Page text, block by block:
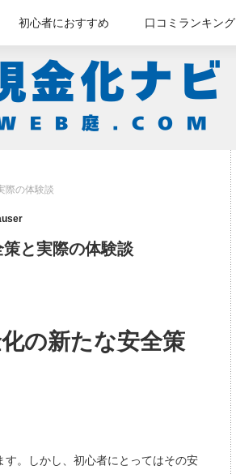
初心者におすすめ 口コミランキング
際の体験談
と実際の体験談
の新たな安全策
。しかし、初心者にとってはその安